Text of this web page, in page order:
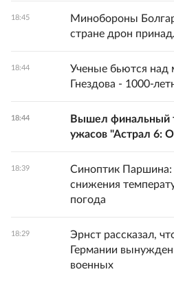
18:45
Минобороны
стране дрон
18:44
Ученые бьются над
Гнездова - 1000-
18:44
Вышел финальный
ужасов "Астрал 6:
18:39
Синоптик
снижения
погода
18:29
Эрнст рассказал,
Германии
военных